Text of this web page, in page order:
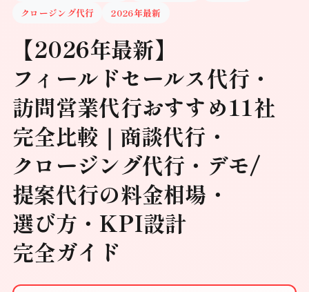
クロージング代行
2026年最新
【2026年最新】
フィールドセールス代行・
訪問営業代行おすすめ11社
完全比較｜商談代行・
クロージング代行・デモ/
提案代行の料金相場・
選び方・KPI設計
完全ガイド